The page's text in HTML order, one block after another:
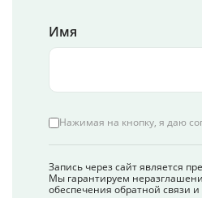
Имя
Нажимая на кнопку, я даю
Запись через сайт является
Мы гарантируем
обеспечения обратной связи